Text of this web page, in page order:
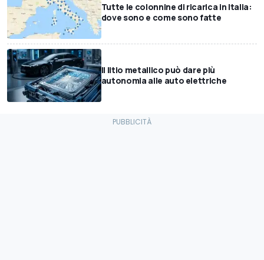
Tutte le colonnine di ricarica in Italia:
dove sono e come sono fatte
Il litio metallico può dare più
autonomia alle auto elettriche